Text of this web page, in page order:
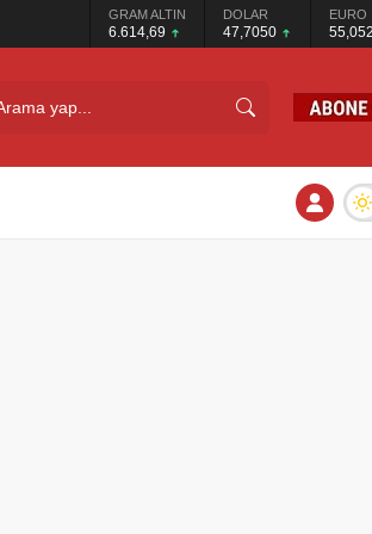
GRAM ALTIN
6.614,69
DOLAR
47,7050
EURO